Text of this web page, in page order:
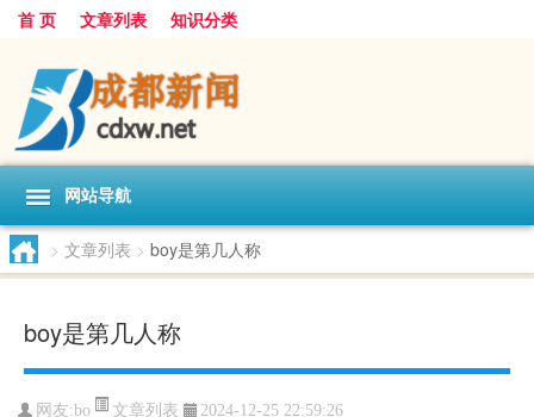
首 页 文章列表 知识分类
网站导航
> 文章列表 > boy是第几人称
boy是第几人称
网友:bo 文章列表 2024-12-25 22:59:26